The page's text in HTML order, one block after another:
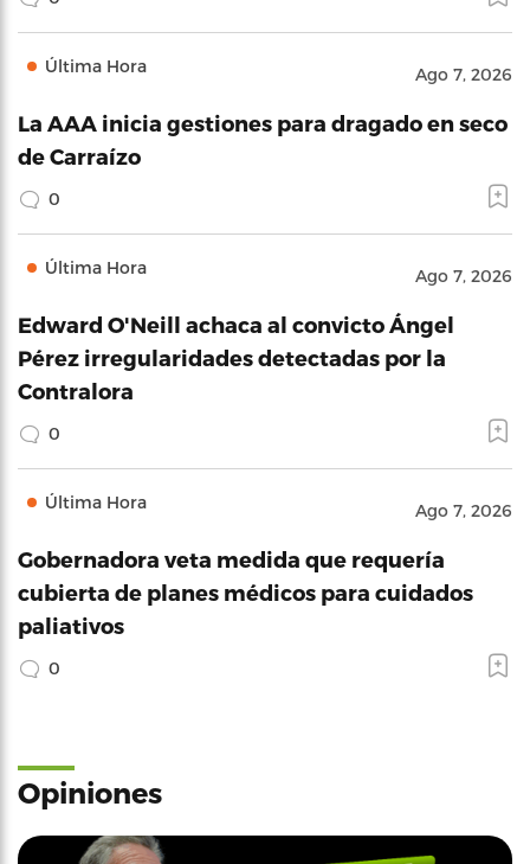
Última Hora Ago 7, 2026
La AAA inicia gestiones para dragado en seco
de Carraízo
0
Última Hora Ago 7, 2026
Edward O'Neill achaca al convicto Ángel
Pérez irregularidades detectadas por la
Contralora
0
Última Hora Ago 7, 2026
Gobernadora veta medida que requería
cubierta de planes médicos para cuidados
paliativos
0
Opiniones